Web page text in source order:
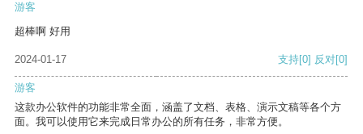
游客
超棒啊 好用
2024-01-17 支持[0] 反对[0]
游客
这款办公软件的功能非常全面，涵盖了文档、表格、演示文稿等各个方
面。我可以使用它来完成日常办公的所有任务，非常方便。